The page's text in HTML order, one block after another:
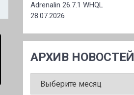
Adrenalin 26.7.1 WHQL
28.07.2026
АРХИВ НОВОСТЕЙ
НОВОСТЕЙ